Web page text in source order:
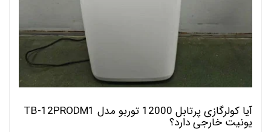
آیا کولرگازی پرتابل 12000 توربو مدل TB-12PRODM1
یونیت خارجی دارد؟